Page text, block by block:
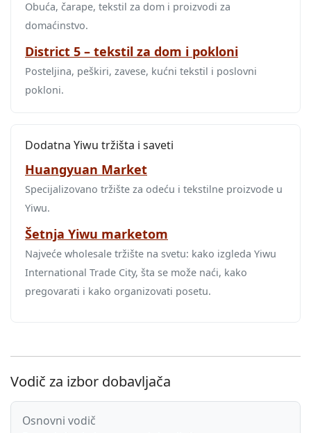
Obuća, čarape, tekstil za dom i proizvodi za
domaćinstvo.
District 5 – tekstil za dom i pokloni
Posteljina, peškiri, zavese, kućni tekstil i poslovni
pokloni.
Dodatna Yiwu tržišta i saveti
Huangyuan Market
Specijalizovano tržište za odeću i tekstilne proizvode u
Yiwu.
Šetnja Yiwu marketom
Najveće wholesale tržište na svetu: kako izgleda Yiwu
International Trade City, šta se može naći, kako
pregovarati i kako organizovati posetu.
Vodič za izbor dobavljača
Osnovni vodič